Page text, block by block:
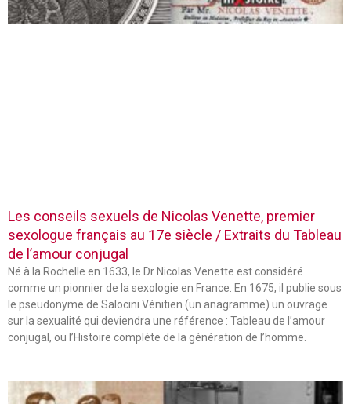
Les conseils sexuels de Nicolas Venette, premier
sexologue français au 17e siècle / Extraits du Tableau
de l’amour conjugal
Né à la Rochelle en 1633, le Dr Nicolas Venette est considéré
comme un pionnier de la sexologie en France. En 1675, il publie sous
le pseudonyme de Salocini Vénitien (un anagramme) un ouvrage
sur la sexualité qui deviendra une référence : Tableau de l’amour
conjugal, ou l’Histoire complète de la génération de l’homme.